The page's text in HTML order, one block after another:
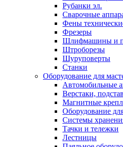
Рубанки эл.
Сварочные
Фены
Фрезеры
Шлифмашины и
Штроборезы
Шуруповерты
Станки
Оборудование для
Автомобильные
Верстаки,
Магнитные
Оборудование
Системы
Тачки и тележки
Лестницы